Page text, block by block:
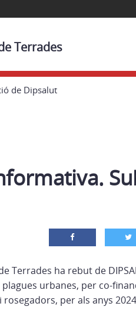
Terrades
de Dipsalut
Terrades ha rebut de
urbanes, per co-
per als anys